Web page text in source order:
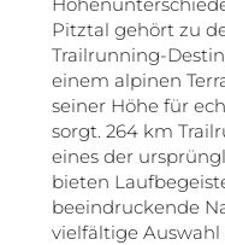
Pitztal gehört zu
Trailrunning-
einem alpinen
seiner Höhe für
sorgt. 264 km
eines der
bieten
beeindruckende
vielfältige Auswahl